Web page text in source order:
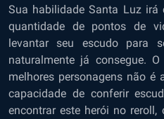
Sua habilidade Santa Luz
quantidade de pontos de
levantar seu escudo para
naturalmente já consegue.
melhores personagens não é
capacidade de conferir
encontrar este herói no